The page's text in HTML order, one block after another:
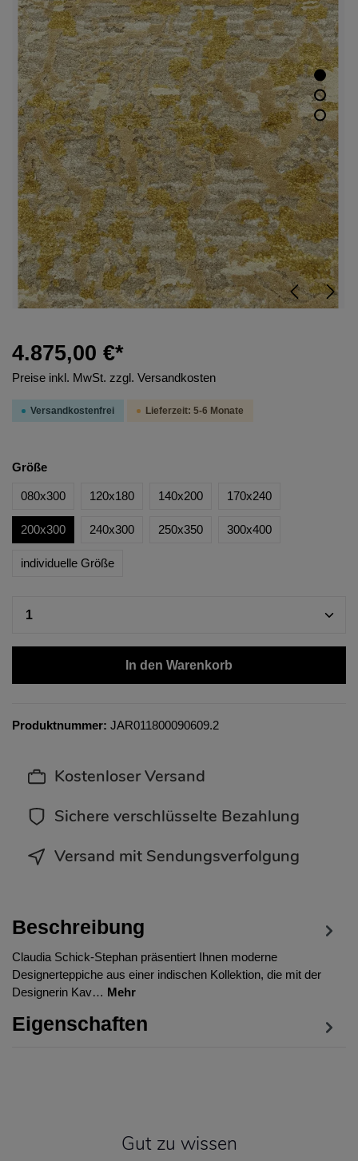
4.875,00 €*
Preise inkl. MwSt. zzgl. Versandkosten
Versandkostenfrei Lieferzeit: 5-6 Monate
Größe
080x300 120x180 140x200 170x240
200x300 240x300 250x350 300x400
individuelle Größe
In den Warenkorb
Produktnummer: JAR011800090609.2
Kostenloser Versand
Sichere verschlüsselte Bezahlung
Versand mit Sendungsverfolgung
Beschreibung
Claudia Schick-Stephan präsentiert Ihnen moderne
Designerteppiche aus einer indischen Kollektion, die mit der
Designerin Kav… Mehr
Eigenschaften
Gut zu wissen